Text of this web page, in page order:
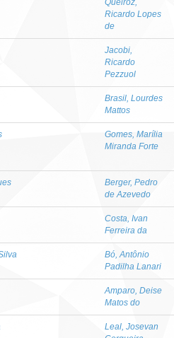
Ricardo Lopes
de
Jacobi,
Ricardo
Pezzuol
Brasil, Lourdes
Mattos
Gomes, Marília
Miranda Forte
Berger, Pedro
de Azevedo
Costa, Ivan
Ferreira da
Bó, Antônio
Padilha Lanari
Amparo, Deise
Matos do
Leal, Josevan